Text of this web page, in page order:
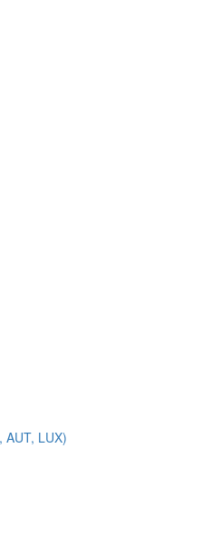
AUT, LUX)